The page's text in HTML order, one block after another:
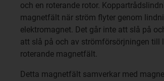
och en roterande rotor.
magnetfält när ström flyter genom
elektromagnet. Det går inte att slå på
att slå på och av strömförsörjningen till
roterande magnetfält.
Detta magnetfält samverkar med